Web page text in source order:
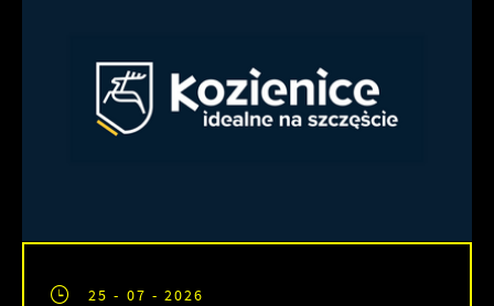
25 - 07 - 2026